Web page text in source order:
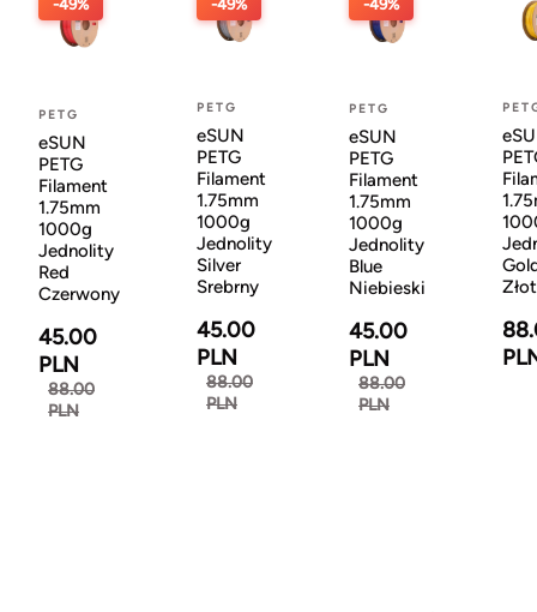
-49%
PETG
eSUN
PETG
Filament
1.75mm
1000g
Jednolity
Red
Czerwony
45.00
PLN
88.00
PLN
-49%
PETG
eSUN
PETG
Filament
1.75mm
1000g
Jednolity
Silver
Srebrny
45.00
PLN
88.00
PLN
-49%
PETG
eSUN
PETG
Filament
1.75mm
1000g
Jednolity
Blue
Niebieski
45.00
PLN
88.00
PLN